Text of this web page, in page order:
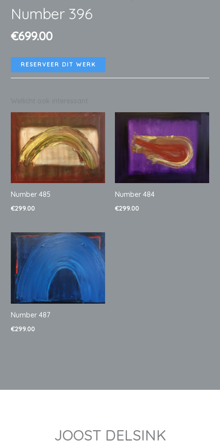
Number 396
€699.00
RESERVEER DIT WERK
Number 485
€299.00
Number 484
€299.00
Number 487
€299.00
JOOST DELSINK